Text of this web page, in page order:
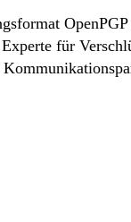
für